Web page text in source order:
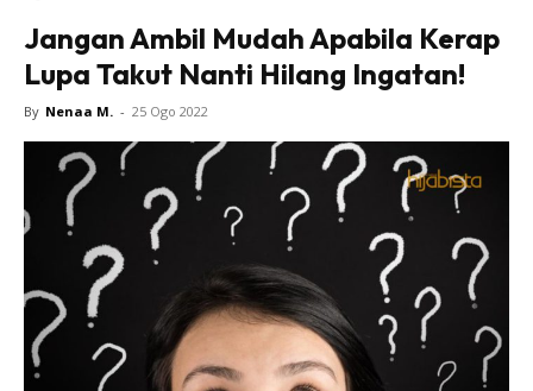
Jangan Ambil Mudah Apabila Kerap
Lupa Takut Nanti Hilang Ingatan!
By Nenaa M. - 25 Ogo 2022